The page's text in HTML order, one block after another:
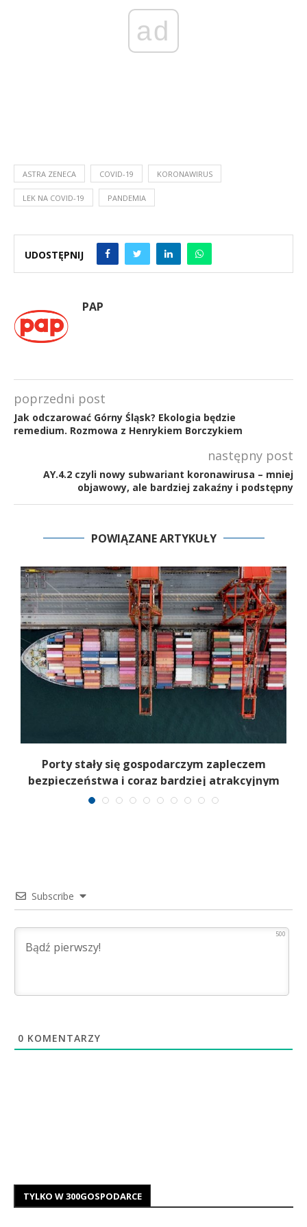
ad
ASTRA ZENECA COVID-19 KORONAWIRUS
LEK NA COVID-19 PANDEMIA
UDOSTĘPNIJ
PAP
poprzedni post
Jak odczarować Górny Śląsk? Ekologia będzie
remedium. Rozmowa z Henrykiem Borczykiem
następny post
AY.4.2 czyli nowy subwariant koronawirusa – mniej
objawowy, ale bardziej zakaźny i podstępny
POWIĄZANE ARTYKUŁY
Porty stały się gospodarczym zapleczem
bezpieczeństwa i coraz bardziej atrakcyjnym
celem
Subscribe
500
0 KOMENTARZY
TYLKO W 300GOSPODARCE